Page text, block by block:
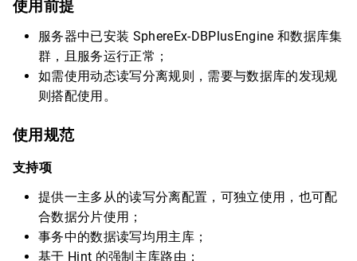
使用前提
服务器中已安装 SphereEx-DBPlusEngine 和数据库集
群，且服务运行正常；
如需使用动态读写分离规则，需要与数据库的发现规
则搭配使用。
使用规范
支持项
提供一主多从的读写分离配置，可独立使用，也可配
合数据分片使用；
事务中的数据读写均用主库；
基于 Hint 的强制主库路由；